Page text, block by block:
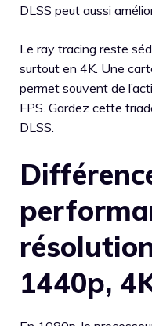
DLSS peut aussi
Le ray tracing reste
surtout en 4K. Une
permet souvent de
FPS. Gardez cette
DLSS.
1440p,